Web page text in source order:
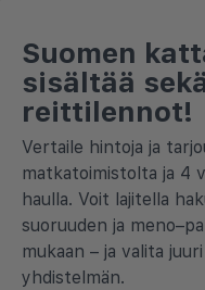
Suomen
sisältää
reittilennot!
Vertaile hintoja ja
matkatoimistolta ja 4
haulla. Voit lajitella
suoruuden ja
mukaan – ja valita
yhdistelmän.